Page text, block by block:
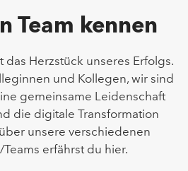
Team kennen
das Herzstück unseres Erfolgs.
und Kollegen, wir sind
gemeinsame Leidenschaft
die digitale Transformation
unsere verschiedenen
erfährst du hier.